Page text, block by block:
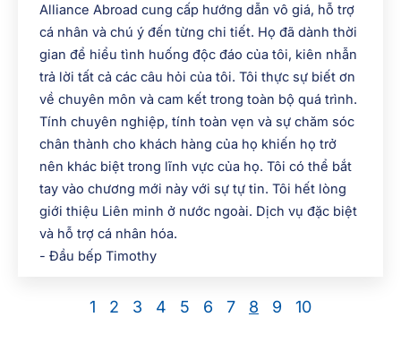
Alliance Abroad cung cấp hướng dẫn vô giá, hỗ trợ
cá nhân và chú ý đến từng chi tiết. Họ đã dành thời
gian để hiểu tình huống độc đáo của tôi, kiên nhẫn
trả lời tất cả các câu hỏi của tôi. Tôi thực sự biết ơn
về chuyên môn và cam kết trong toàn bộ quá trình.
Tính chuyên nghiệp, tính toàn vẹn và sự chăm sóc
chân thành cho khách hàng của họ khiến họ trở
nên khác biệt trong lĩnh vực của họ. Tôi có thể bắt
tay vào chương mới này với sự tự tin. Tôi hết lòng
giới thiệu Liên minh ở nước ngoài. Dịch vụ đặc biệt
và hỗ trợ cá nhân hóa.
- Đầu bếp Timothy
1 2 3 4 5 6 7 8 9 10